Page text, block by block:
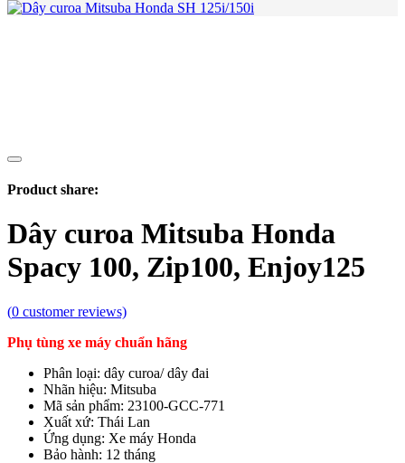
Product share:
Dây curoa Mitsuba Honda
Spacy 100, Zip100, Enjoy125
(0 customer reviews)
Phụ tùng xe máy chuẩn hãng
Phân loại: dây curoa/ dây đai
Nhãn hiệu: Mitsuba
Mã sản phẩm: 23100-GCC-771
Xuất xứ: Thái Lan
Ứng dụng: Xe máy Honda
Bảo hành: 12 tháng